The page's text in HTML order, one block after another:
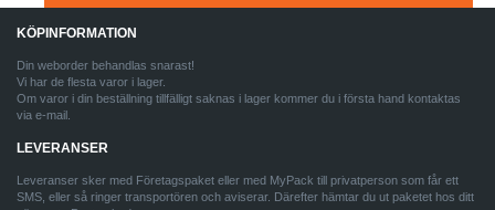
KÖPINFORMATION
Din weborder behandlas snarast!
Vi har de flesta varor i lager.
Om varor i din beställning tillfälligt saknas i lager kommer du i första hand kontaktas
via e-mail.
LEVERANSER
Leveranser sker med Företagspaket eller med MyPack till privatperson som får ett
SMS, eller så ringer transportören och aviserar. Därefter hämtar du ut paketet hos ditt